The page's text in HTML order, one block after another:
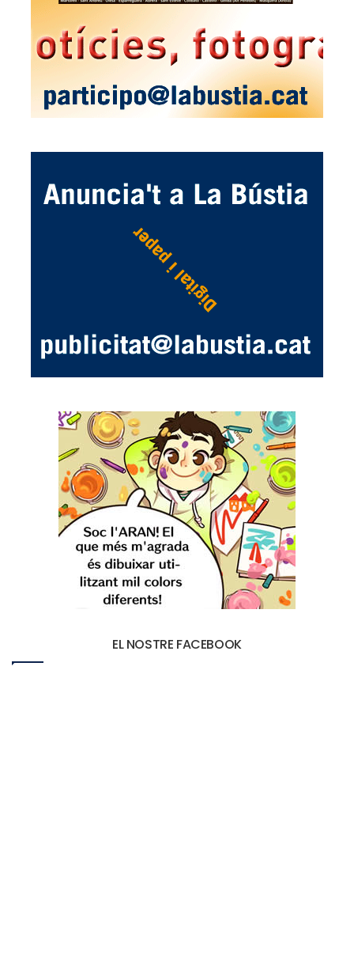
EL NOSTRE FACEBOOK